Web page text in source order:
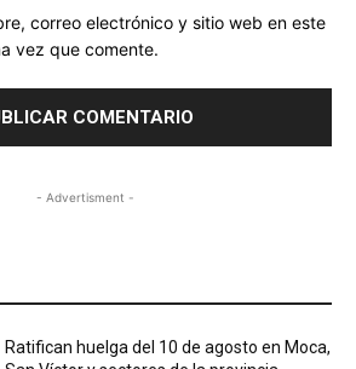
correo electrónico y sitio web en este
vez que comente.
- Advertisment -
Ratifican huelga del 10 de agosto en Moca,